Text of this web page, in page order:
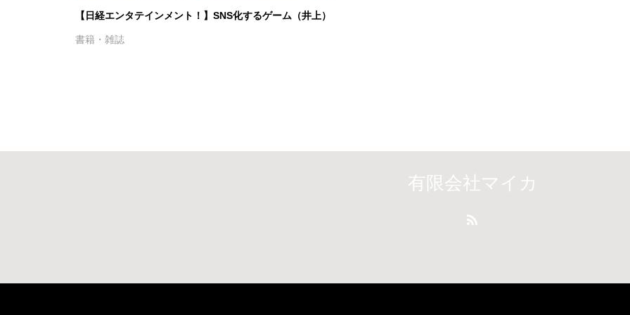
【日経エンタテインメント！】SNS化するゲーム（井上）
書籍・雑誌
有限会社マイカ